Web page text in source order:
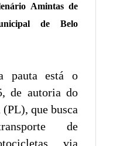
Amintas de
de Belo
pauta está o
de autoria do
que busca
de
via